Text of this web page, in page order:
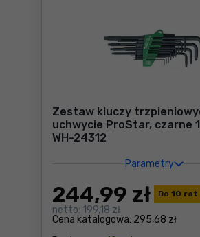
Zestaw kluczy
uchwycie ProStar, czarne
WH-24312
Parametry
Do 10 rat
Cena katalogowa: 295,68 zł
244,99 zł
netto: 199,18 zł